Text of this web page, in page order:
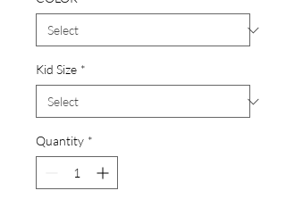
Kid Size *
Quantity *